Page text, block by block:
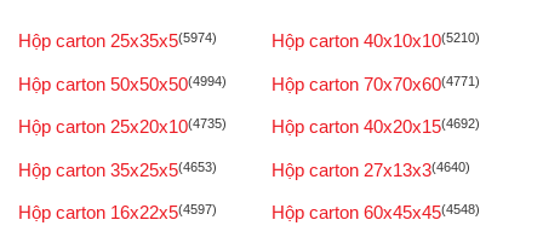
Hộp carton 25x35x5(5974) Hộp carton 40x10x10(5210)
Hộp carton 50x50x50(4994) Hộp carton 70x70x60(4771)
Hộp carton 25x20x10(4735) Hộp carton 40x20x15(4692)
Hộp carton 35x25x5(4653) Hộp carton 27x13x3(4640)
Hộp carton 16x22x5(4597) Hộp carton 60x45x45(4548)